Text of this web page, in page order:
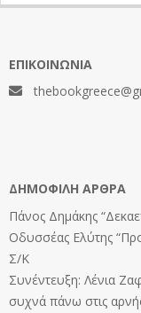
ΕΠΙΚΟΙΝΩΝΊΑ
ΔΗΜΟΦΙΛΉ ΆΡΘΡΑ
Πάνος Δημάκης
Οδυσσέας Ελύτης
Σ/Κ
Συνέντευξη: Λένια
συχνά πάνω στις